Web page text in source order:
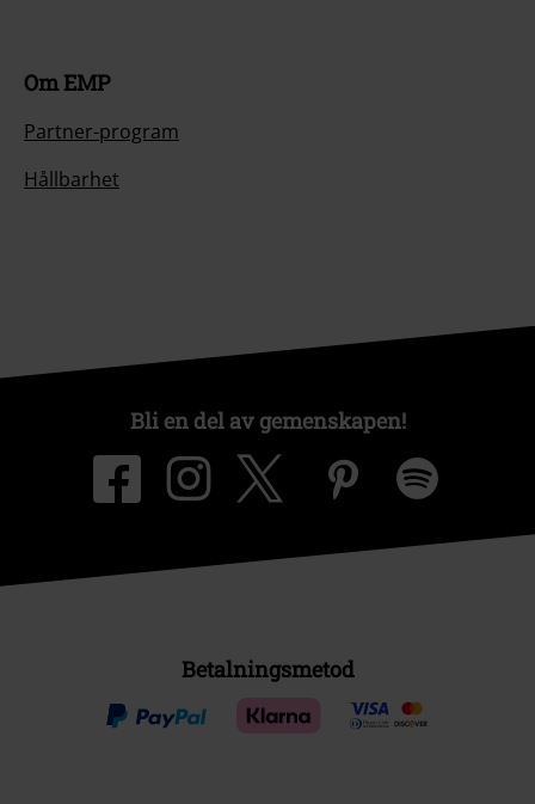
Om EMP
Partner-program
Hållbarhet
Bli en del av gemenskapen!
Betalningsmetod